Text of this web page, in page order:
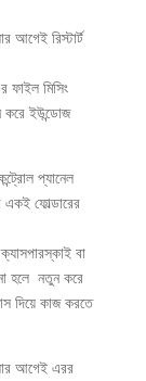
আগেই রিস্টার্ট
ফাইল মিসিং
করে ইউন্ডোজ
প্যানেল
একই ফোল্ডারের
বা
হলে নতুন করে
দিয়ে কাজ করতে
আগেই এরর